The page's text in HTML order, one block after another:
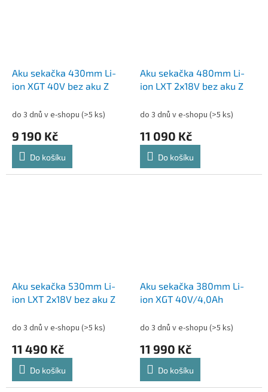
Aku sekačka 430mm Li-
ion XGT 40V bez aku Z
do 3 dnů v e-shopu (>5 ks)
9 190 Kč
Do košíku
Aku sekačka 480mm Li-
ion LXT 2x18V bez aku Z
do 3 dnů v e-shopu (>5 ks)
11 090 Kč
Do košíku
Aku sekačka 530mm Li-
ion LXT 2x18V bez aku Z
do 3 dnů v e-shopu (>5 ks)
11 490 Kč
Do košíku
Aku sekačka 380mm Li-
ion XGT 40V/4,0Ah
do 3 dnů v e-shopu (>5 ks)
11 990 Kč
Do košíku